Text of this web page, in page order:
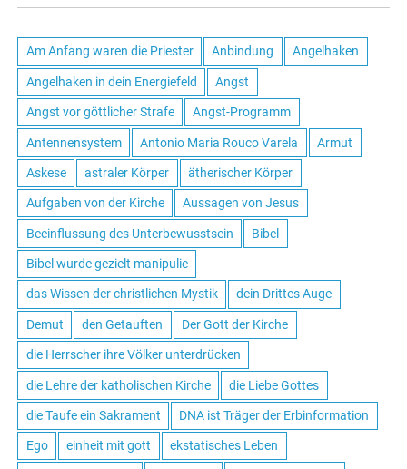
Am Anfang waren die Priester Anbindung Angelhaken
Angelhaken in dein Energiefeld Angst
Angst vor göttlicher Strafe Angst-Programm
Antennensystem Antonio Maria Rouco Varela Armut
Askese astraler Körper ätherischer Körper
Aufgaben von der Kirche Aussagen von Jesus
Beeinflussung des Unterbewusstsein Bibel
Bibel wurde gezielt manipulie
das Wissen der christlichen Mystik dein Drittes Auge
Demut den Getauften Der Gott der Kirche
die Herrscher ihre Völker unterdrücken
die Lehre der katholischen Kirche die Liebe Gottes
die Taufe ein Sakrament DNA ist Träger der Erbinformation
Ego einheit mit gott ekstatisches Leben